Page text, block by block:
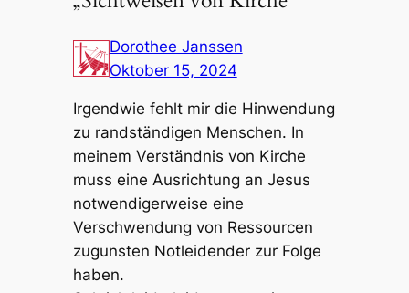
Dorothee Janssen
Oktober 15, 2024
Irgendwie fehlt mir die Hinwendung
zu randständigen Menschen. In
meinem Verständnis von Kirche
muss eine Ausrichtung an Jesus
notwendigerweise eine
Verschwendung von Ressourcen
zugunsten Notleidender zur Folge
haben.